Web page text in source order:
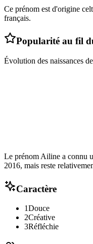
Ce prénom est d'origine
français.
Popularité au fil
Évolution des naissances de
Le prénom Ailine a connu
2016, mais reste
Caractère
1Douce
2Créative
3Réfléchie